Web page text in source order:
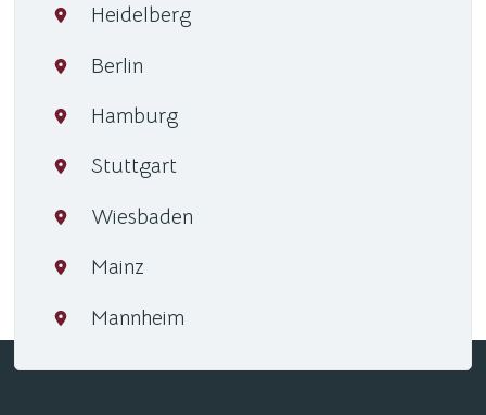
Heidelberg
Berlin
Hamburg
Stuttgart
Wiesbaden
Mainz
Mannheim